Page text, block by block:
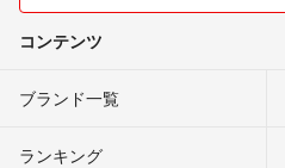
コンテンツ
ブランド一覧
ランキング